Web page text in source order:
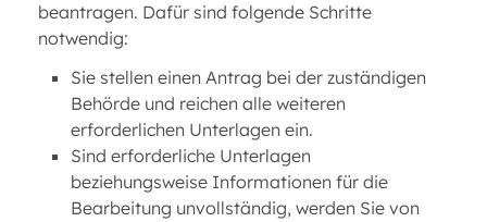
beantragen. Dafür sind folgende Schritte
notwendig:
Sie stellen einen Antrag bei der zuständigen
Behörde und reichen alle weiteren
erforderlichen Unterlagen ein.
Sind erforderliche Unterlagen
beziehungsweise Informationen für die
Bearbeitung unvollständig, werden Sie von